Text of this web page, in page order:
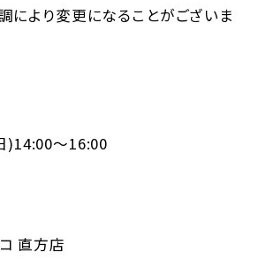
により変更になることがございま
)14:00～16:00
直方店